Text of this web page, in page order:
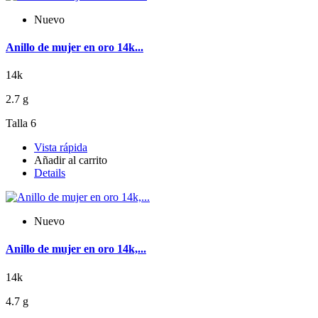
Nuevo
Anillo de mujer en oro 14k...
14k
2.7 g
Talla 6
Vista rápida
Añadir al carrito
Details
Nuevo
Anillo de mujer en oro 14k,...
14k
4.7 g